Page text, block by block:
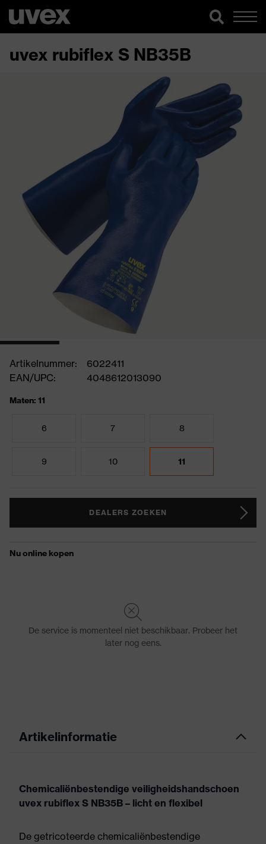
uvex rubiflex S NB35B
Artikelnummer:
6022411
EAN/UPC:
4048612013090
Maten: 11
6 7 8
9 10 11
DEALERS ZOEKEN
Artikelinformatie
Chemicaliënbestendige veiligheidshandschoen
uvex rubiflex S NB35B – licht en flexibel
De getricoteerde chemicaliënbestendige